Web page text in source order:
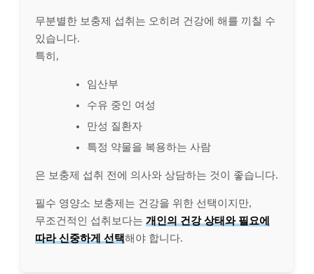
무분별한 보충제 섭취는 오히려 건강에 해를 끼칠 수
있습니다.
특히,
임산부
수유 중인 여성
만성 질환자
특정 약물을 복용하는 사람
은 보충제 섭취 전에 의사와 상담하는 것이 좋습니다.
필수 영양소 보충제는 건강을 위한 선택이지만,
무조건적인 섭취보다는 개인의 건강 상태와 필요에
따라 신중하게 선택해야 합니다.